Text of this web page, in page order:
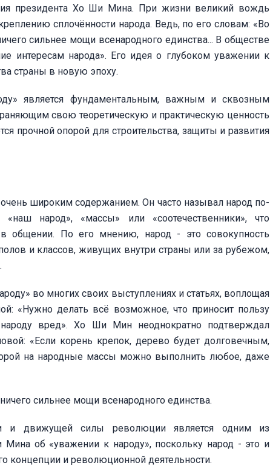
президента Хо Ши Мина. При жизни великий вождь
сплочённости народа. Ведь, по его словам: «Во
сильнее мощи всенародного единства... В обществе
интересам народа». Его идея о глубоком уважении к
страны в новую эпоху.
является фундаментальным, важным и сквозным
свою теоретическую и практическую ценность
прочной опорой для строительства, защиты и развития
широким содержанием. Он часто называл народ по-
народ», «массы» или «соотечественники», что
общении. По его мнению, народ - это совокупность
и классов, живущих внутри страны или за рубежом,
во многих своих выступлениях и статьях, воплощая
«Нужно делать всё возможное, что приносит пользу
вред». Хо Ши Мин неоднократно подтверждал
«Если корень крепок, дерево будет долговечным,
на народные массы можно выполнить любое, даже
сильнее мощи всенародного единства.
и движущей силы революции является одним из
об «уважении к народу», поскольку народ - это и
концепции и революционной деятельности.